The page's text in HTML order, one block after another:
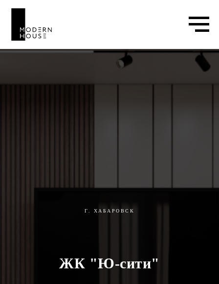
Г. ХАБАРОВСК
ЖК "Ю-сити"